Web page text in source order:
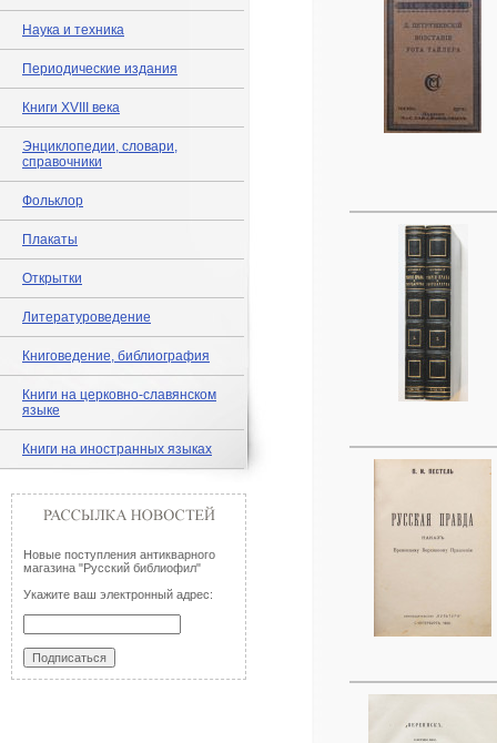
Наука и техника
Периодические издания
Книги XVIII века
Энциклопедии, словари,
справочники
Фольклор
Плакаты
Открытки
Литературоведение
Книговедение, библиография
Книги на церковно-славянском
языке
Книги на иностранных языках
Новые поступления антикварного
магазина "Русский библиофил"
Укажите ваш электронный адрес: